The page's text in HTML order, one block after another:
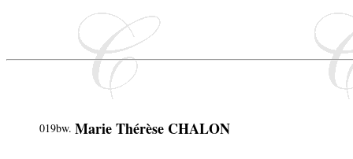
019bw. Marie Thérèse CHALON